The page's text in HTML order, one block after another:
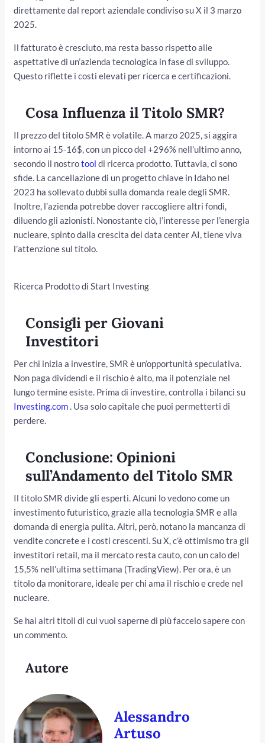
direttamente dal report aziendale condiviso su X il 3 marzo
2025.
Il fatturato è cresciuto, ma resta basso rispetto alle
aspettative di un’azienda tecnologica in fase di sviluppo.
Questo riflette i costi elevati per ricerca e certificazioni.
Cosa Influenza il Titolo SMR?
Il prezzo del titolo SMR è volatile. A marzo 2025, si aggira
intorno ai 15-16$, con un picco del +296% nell’ultimo anno,
secondo il nostrotool di ricerca prodotto. Tuttavia, ci sono
sfide. La cancellazione di un progetto chiave in Idaho nel
2023 ha sollevato dubbi sulla domanda reale degli SMR.
Inoltre, l’azienda potrebbe dover raccogliere altri fondi,
diluendo gli azionisti. Nonostante ciò, l’interesse per l’energia
nucleare, spinto dalla crescita dei data center AI, tiene viva
l’attenzione sul titolo.
Ricerca Prodotto di Start Investing
Consigli per Giovani
Investitori
Per chi inizia a investire, SMR è un’opportunità speculativa.
Non paga dividendi e il rischio è alto, ma il potenziale nel
lungo termine esiste. Prima di investire, controlla i bilanci su
Investing.com. Usa solo capitale che puoi permetterti di
perdere.
Conclusione: Opinioni
sull’Andamento del Titolo SMR
Il titolo SMR divide gli esperti. Alcuni lo vedono come un
investimento futuristico, grazie alla tecnologia SMR e alla
domanda di energia pulita. Altri, però, notano la mancanza di
vendite concrete e i costi crescenti. Su X, c’è ottimismo tra gli
investitori retail, ma il mercato resta cauto, con un calo del
15,5% nell’ultima settimana (TradingView). Per ora, è un
titolo da monitorare, ideale per chi ama il rischio e crede nel
nucleare.
Se hai altri titoli di cui vuoi saperne di più faccelo sapere con
un commento.
Autore
Alessandro
Artuso